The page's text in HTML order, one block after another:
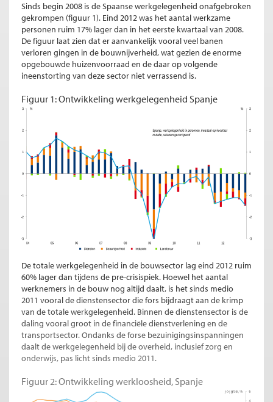
Sinds begin 2008 is de Spaanse werkgelegenheid onafgebroken
gekrompen (figuur 1). Eind 2012 was het aantal werkzame
personen ruim 17% lager dan in het eerste kwartaal van 2008.
De figuur laat zien dat er aanvankelijk vooral veel banen
verloren gingen in de bouwnijverheid, wat gezien de enorme
opgebouwde huizenvoorraad en de daar op volgende
ineenstorting van deze sector niet verrassend is.
Figuur 1: Ontwikkeling werkgelegenheid Spanje
De totale werkgelegenheid in de bouwsector lag eind 2012 ruim
60% lager dan tijdens de pre-crisispiek. Hoewel het aantal
werknemers in de bouw nog altijd daalt, is het sinds medio
2011 vooral de dienstensector die fors bijdraagt aan de krimp
van de totale werkgelegenheid. Binnen de dienstensector is de
daling vooral groot in de financiële dienstverlening en de
transportsector. Ondanks de forse bezuinigingsinspanningen
daalt de werkgelegenheid bij de overheid, inclusief zorg en
onderwijs, pas licht sinds medio 2011.
Figuur 2: Ontwikkeling werkloosheid, Spanje